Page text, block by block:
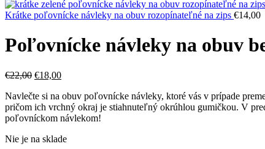
Krátke poľovnícke návleky na obuv rozopínateľné na zips €14,00
Poľovnícke návleky na obuv
€22,00 Pôvodná
bola:
€22,00.
€18,00Aktuálna
je:
€18,00.
Navlečte si na obuv poľovnícke návleky, ktoré vás v prípade
pričom ich vrchný okraj je stiahnuteľný okrúhlou gumičkou. V
poľovníckom návlekom!
Nie je na sklade